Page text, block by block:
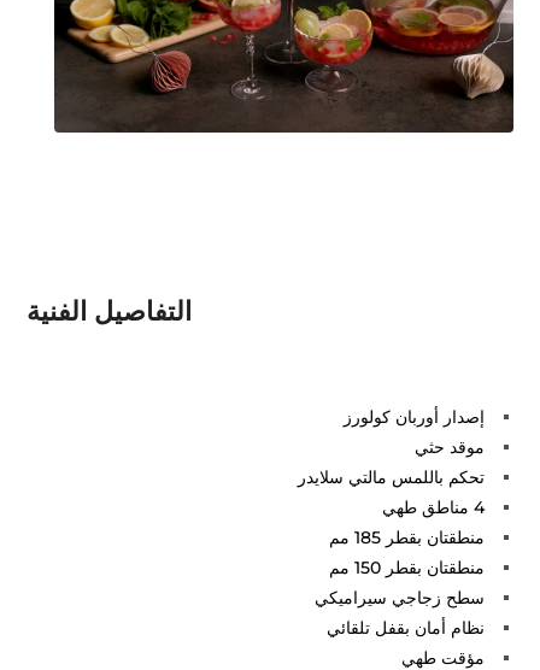
التفاصيل الفنية
إصدار أوربان كولورز
موقد حثي
تحكم باللمس مالتي سلايدر
4 مناطق طهي
منطقتان بقطر 185 مم
منطقتان بقطر 150 مم
سطح زجاجي سيراميكي
نظام أمان بقفل تلقائي
مؤقت طهي